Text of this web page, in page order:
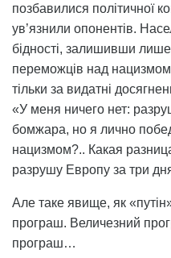
позбавилися політичної
ув’язнили опонентів.
бідності, залишивши
переможців над
тільки за видатні
«У меня ничего нет:
бомжара, но я лично
нацизмом?.. Какая
разрушу Европу за три
Але таке явище, як
програш. Величезний
програш…